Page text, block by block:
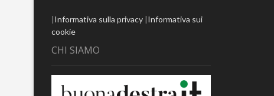
|Informativa sulla privacy |Informativa sui
cookie
CHI SIAMO